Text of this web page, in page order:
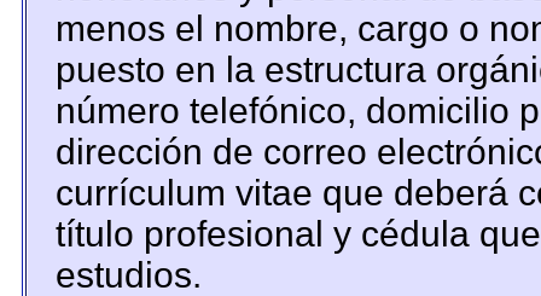
menos el nombre, cargo o
puesto en la estructura
número telefónico, domicilio
dirección de correo
currículum vitae que deberá
título profesional y cédula
estudios.